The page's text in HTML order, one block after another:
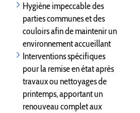
Hygiène impeccable des
parties communes et des
couloirs afin de maintenir un
environnement accueillant
Interventions spécifiques
pour la remise en état après
travaux ou nettoyages de
printemps, apportant un
renouveau complet aux